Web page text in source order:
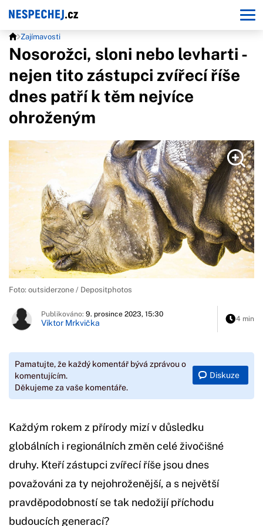
Zajímavosti
Nosorožci, sloni nebo levharti -
nejen tito zástupci zvířecí říše
dnes patří k těm nejvíce
ohroženým
Foto: outsiderzone / Depositphotos
Publikováno: 9. prosince 2023, 15:30
Viktor Mrkvička 4 min
Pamatujte, že každý komentář bývá zprávou o
komentujícím.
Děkujeme za vaše komentáře.
Diskuze
Každým rokem z přírody mizí v důsledku
globálních i regionálních změn celé živočišné
druhy. Kteří zástupci zvířecí říše jsou dnes
považováni za ty nejohroženější, a s největší
pravděpodobností se tak nedožijí příchodu
budoucích generací?